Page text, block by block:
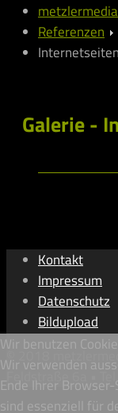
metzlermedia
Referenzen
Internetseiten
Galerie -
Kontakt
Impressum
Datenschutz
Bildupload
© 2018
Feldstraße 6a •
Wir benutzen
Wir verwenden
Ende Ihrer
sind essenziell für